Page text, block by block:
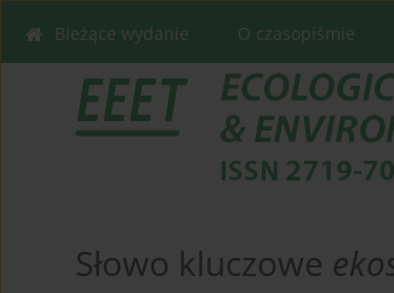
Bieżące wydanie O czasopiśmie
Słowo kluczowe